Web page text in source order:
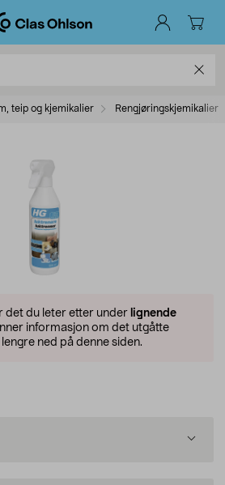
teip og kjemikalier Rengjøringskjemikalier
det du leter etter under lignende
informasjon om det utgåtte
ned på denne siden.